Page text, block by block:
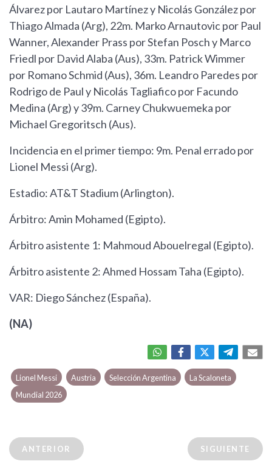
Álvarez por Lautaro Martínez y Nicolás González por
Thiago Almada (Arg), 22m. Marko Arnautovic por Paul
Wanner, Alexander Prass por Stefan Posch y Marco
Friedl por David Alaba (Aus), 33m. Patrick Wimmer
por Romano Schmid (Aus), 36m. Leandro Paredes por
Rodrigo de Paul y Nicolás Tagliafico por Facundo
Medina (Arg) y 39m. Carney Chukwuemeka por
Michael Gregoritsch (Aus).
Incidencia en el primer tiempo: 9m. Penal errado por
Lionel Messi (Arg).
Estadio: AT&T Stadium (Arlington).
Árbitro: Amin Mohamed (Egipto).
Árbitro asistente 1: Mahmoud Abouelregal (Egipto).
Árbitro asistente 2: Ahmed Hossam Taha (Egipto).
VAR: Diego Sánchez (España).
(NA)
Lionel Messi Austria Selección Argentina
La Scaloneta
Mundial 2026
ANTERIOR SIGUIENTE